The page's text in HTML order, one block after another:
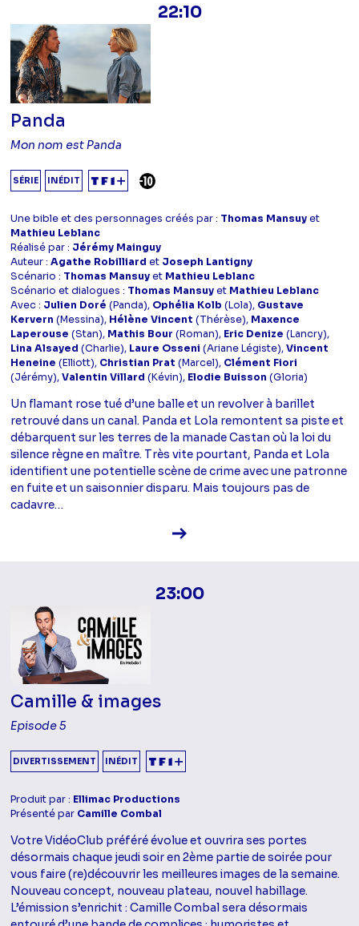
22:10
Panda
Mon nom est Panda
SÉRIE INÉDIT
Une bible et des personnages créés par : Thomas Mansuyet
Mathieu Leblanc
Réalisé par : Jérémy Mainguy
Auteur :Agathe Robilliard et Joseph Lantigny
Scénario : Thomas Mansuyet Mathieu Leblanc
Scénario et dialogues : Thomas Mansuyet Mathieu Leblanc
Avec : Julien Doré (Panda), Ophélia Kolb (Lola), Gustave
Kervern (Messina), Hélène Vincent (Thérèse), Maxence
Laperouse (Stan), Mathis Bour (Roman), Eric Denize (Lancry),
Lina Alsayed (Charlie), Laure Osseni (Ariane Légiste),Vincent
Heneine (Elliott), Christian Prat (Marcel), Clément Fiori
(Jérémy),Valentin Villard (Kévin), Elodie Buisson (Gloria)
Un flamant rose tué d’une balle et un revolver à barillet
retrouvé dans un canal. Panda et Lola remontent sa piste et
débarquent sur les terres de la manade Castan où la loi du
silence règne en maître. Très vite pourtant, Panda et Lola
identifient une potentielle scène de crime avec une patronne
en fuite et un saisonnier disparu. Mais toujours pas de
cadavre…
Voir la fiche diffusion
23:00
Camille & images
Episode 5
DIVERTISSEMENT INÉDIT
Produit par : Ellimac Productions
Présenté par Camille Combal
Votre VidéoClub préféré évolue et ouvrira ses portes
désormais chaque jeudi soir en 2ème partie de soirée pour
vous faire (re)découvrir les meilleures images de la semaine.
Nouveau concept, nouveau plateau, nouvel habillage.
L’émission s’enrichit : Camille Combal sera désormais